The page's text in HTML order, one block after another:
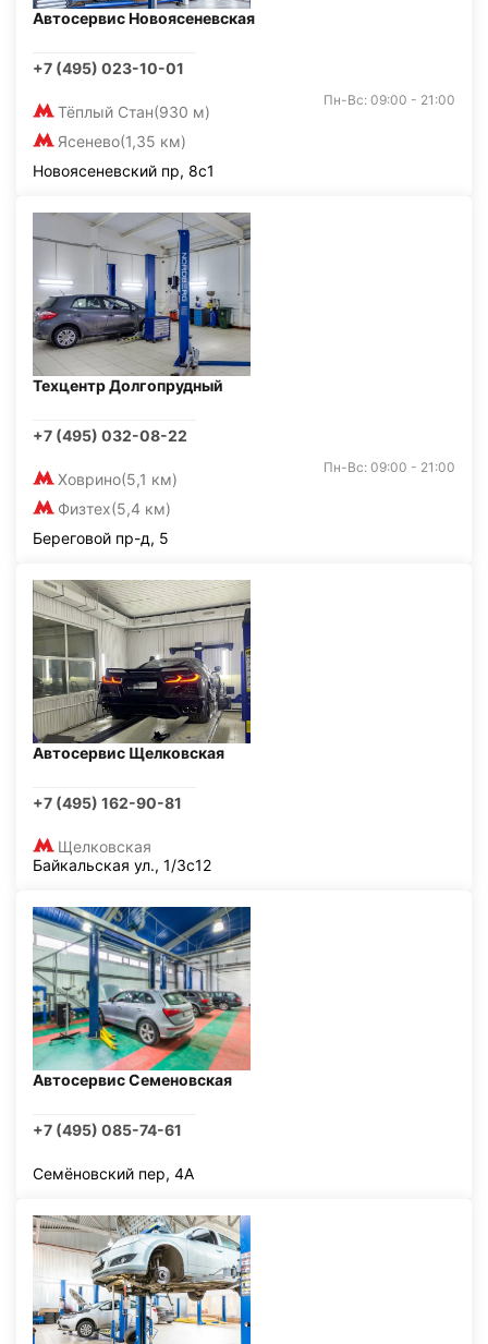
Автосервис Новоясеневская
+7 (495) 023-10-01
Тёплый Стан(930 м)
Ясенево(1,35 км)
Пн-Вс: 09:00 - 21:00
Новоясеневский пр, 8с1
Техцентр Долгопрудный
+7 (495) 032-08-22
Ховрино(5,1 км)
Физтех(5,4 км)
Пн-Вс: 09:00 - 21:00
Береговой пр-д, 5
Автосервис Щелковская
+7 (495) 162-90-81
Щелковская
Байкальская ул., 1/3с12
Автосервис Семеновская
+7 (495) 085-74-61
Семёновский пер, 4А